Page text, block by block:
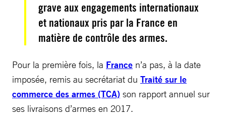
grave aux engagements internationaux
et nationaux pris par la France en
matière de contrôle des armes.
Pour la première fois, la France n’a pas, à la date
imposée, remis au secrétariat du Traité sur le
commerce des armes (TCA) son rapport annuel sur
ses livraisons d’armes en 2017.